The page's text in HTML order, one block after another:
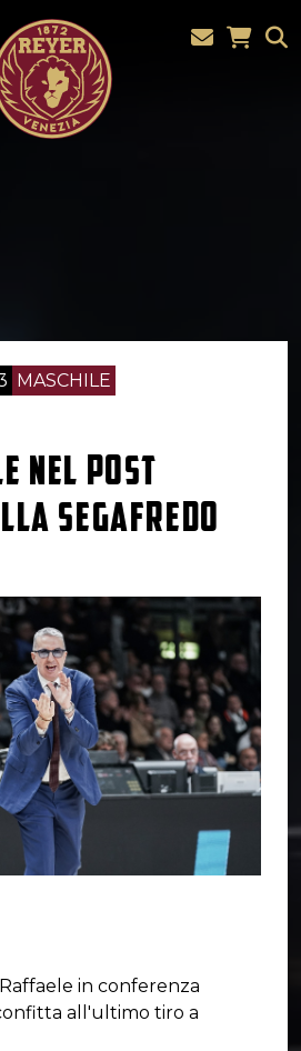
MASCHILE
NEL POST
SEGAFREDO
in conferenza
all'ultimo tiro a